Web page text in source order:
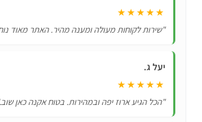
★★★★★
"שירות לקוחות מעולה ומענה מהיר. האתר מאוד
יעל ג.
★★★★★
"הכל הגיע ארוז יפה ובמהירות. בטוח אקנה כאן